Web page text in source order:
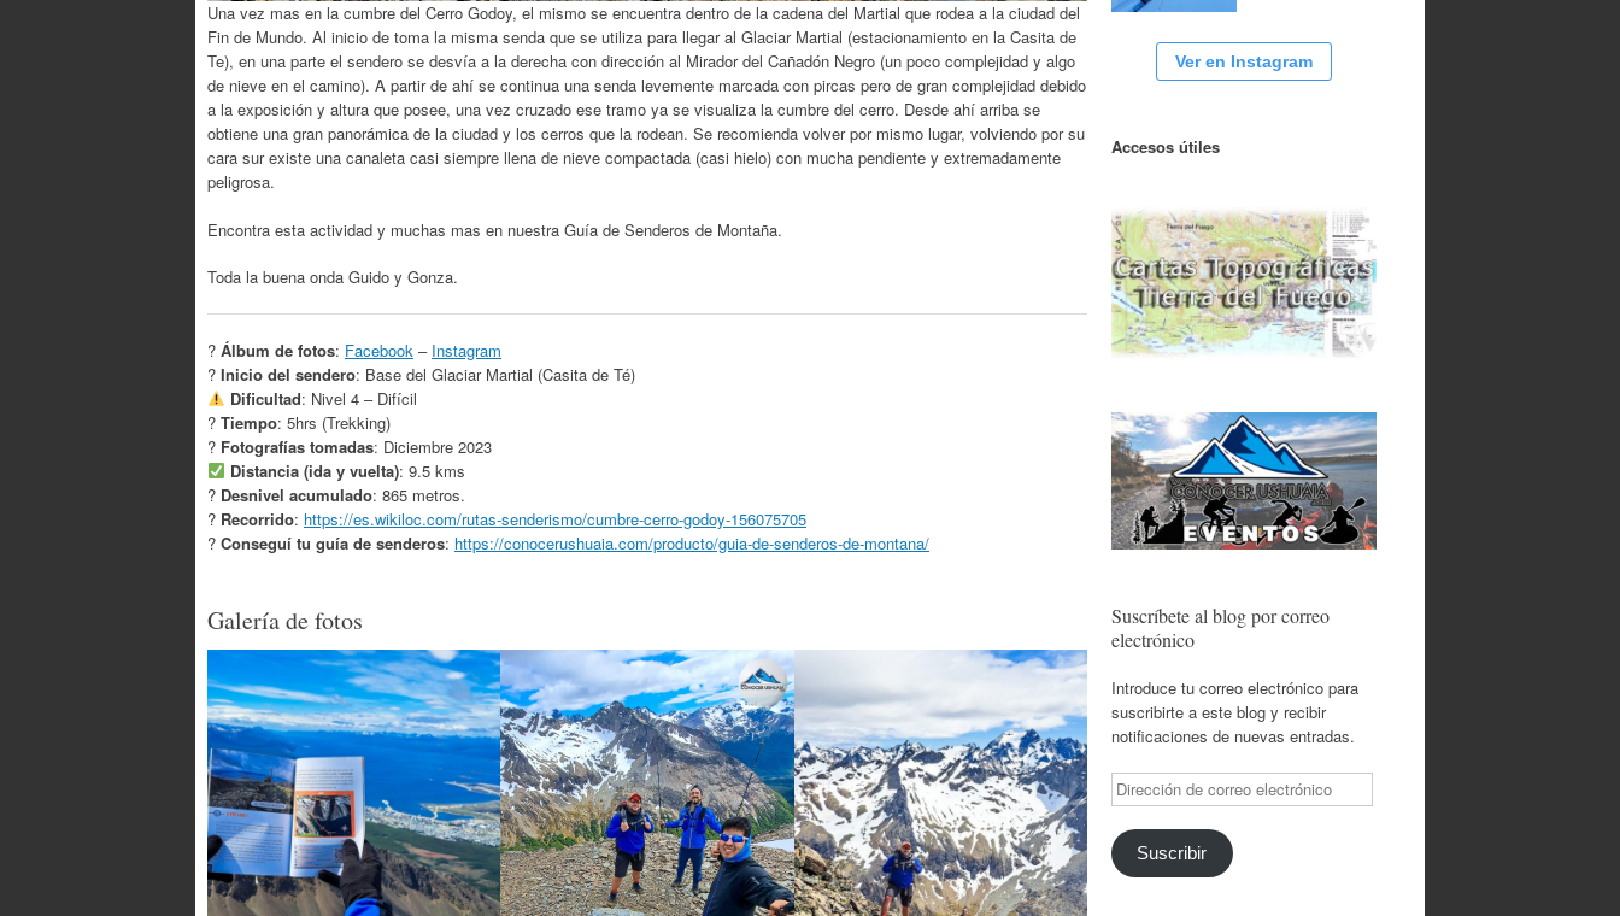
Una vez mas en la cumbre del Cerro Godoy, el mismo se encuentra dentro de la cadena del Martial que rodea a la ciudad del
Fin de Mundo. Al inicio de toma la misma senda que se utiliza para llegar al Glaciar Martial (estacionamiento en la Casita de
Te), en una parte el sendero se desvía a la derecha con dirección al Mirador del Cañadón Negro (un poco complejidad y algo
de nieve en el camino). A partir de ahí se continua una senda levemente marcada con pircas pero de gran complejidad debido
a la exposición y altura que posee, una vez cruzado ese tramo ya se visualiza la cumbre del cerro. Desde ahí arriba se
obtiene una gran panorámica de la ciudad y los cerros que la rodean. Se recomienda volver por mismo lugar, volviendo por su
cara sur existe una canaleta casi siempre llena de nieve compactada (casi hielo) con mucha pendiente y extremadamente
peligrosa.
Encontra esta actividad y muchas mas en nuestra Guía de Senderos de Montaña.
Toda la buena onda Guido y Gonza.
? Álbum de fotos: Facebook – Instagram
? Inicio del sendero: Base del Glaciar Martial (Casita de Té)
Dificultad: Nivel 4 – Difícil
? Tiempo: 5hrs (Trekking)
? Fotografías tomadas: Diciembre 2023
Distancia (ida y vuelta): 9.5 kms
? Desnivel acumulado: 865 metros.
? Recorrido: https://es.wikiloc.com/rutas-senderismo/cumbre-cerro-godoy-156075705
? Conseguí tu guía de senderos: https://conocerushuaia.com/producto/guia-de-senderos-de-montana/
Galería de fotos
Ver en Instagram
Accesos útiles
Suscríbete al blog por correo
electrónico
Introduce tu correo electrónico para
suscribirte a este blog y recibir
notificaciones de nuevas entradas.
Dirección
de
correo
electrónico
Suscribir